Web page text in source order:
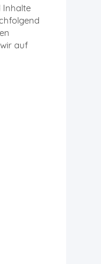
Inhalte
auf